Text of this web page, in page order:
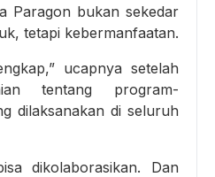
Paragon bukan sekedar
tetapi kebermanfaatan.
ucapnya setelah
tentang program-
dilaksanakan di seluruh
dikolaborasikan. Dan